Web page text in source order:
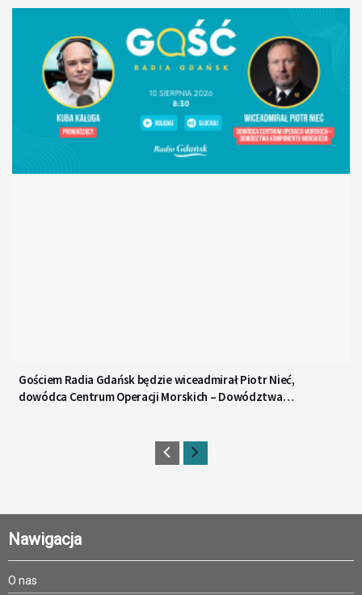
Gościem Radia Gdańsk będzie wiceadmirał Piotr Nieć,
dowódca Centrum Operacji Morskich – Dowództwa
Nawigacja
O nas